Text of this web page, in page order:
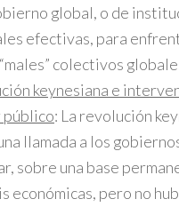
global, o de
efectivas, para
“males” colectivos
keynesiana e
: La revolución
llamada a los
sobre una base
económicas, pero no